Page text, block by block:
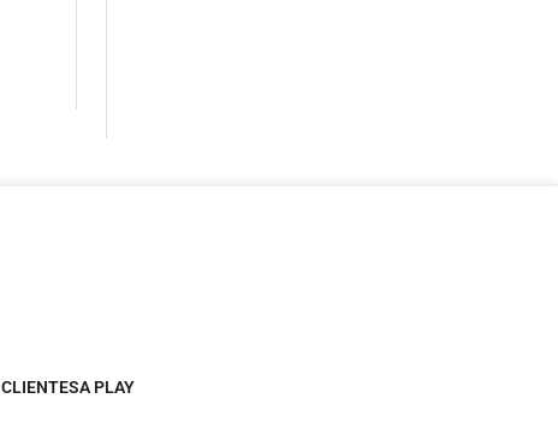
CLIENTESA PLAY